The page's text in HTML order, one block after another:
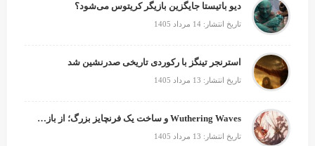
دیو باتیستا جایگزین بازیگر کریتوس می‌شود؟
تاریخ انتشار: 14 مرداد 1405
استرنجر تینگز با رکوردی تاریخی صدرنشین شد
تاریخ انتشار: 13 مرداد 1405
Wuthering Waves و ساخت یک فرنچایز بزرگ؛ از بازی تا انیمه
تاریخ انتشار: 13 مرداد 1405